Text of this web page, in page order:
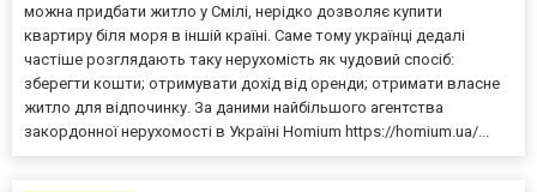
можна придбати житло у Смілі, нерідко дозволяє купити
квартиру біля моря в іншій країні. Саме тому українці дедалі
частіше розглядають таку нерухомість як чудовий спосіб:
зберегти кошти; отримувати дохід від оренди; отримати власне
житло для відпочинку. За даними найбільшого агентства
закордонної нерухомості в Україні Homium https://homium.ua/...